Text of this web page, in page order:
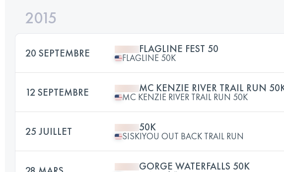
2015
20 SEPTEMBRE FLAGLINE FEST 50
FLAGLINE 50K
12 SEPTEMBRE MC KENZIE RIVER TRAIL RUN
MC KENZIE RIVER TRAIL RUN 50K
25 JUILLET 50K
SISKIYOU OUT BACK TRAIL RUN
GORGE WATERFALLS 50K